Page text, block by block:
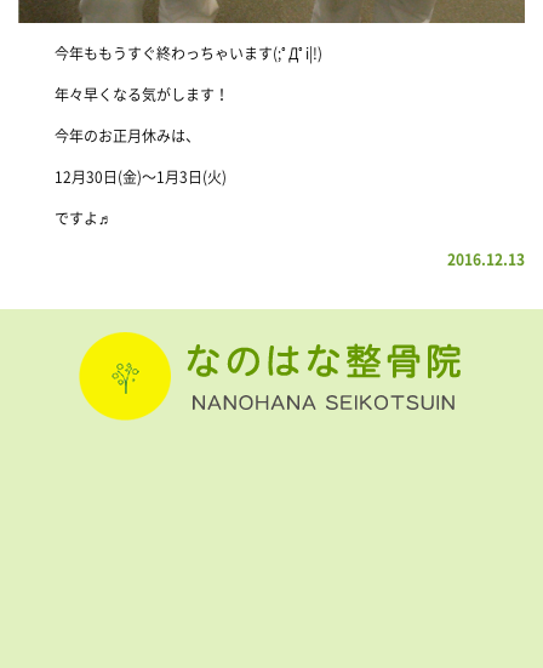
今年ももうすぐ終わっちゃいます(;ﾟДﾟi|!)
年々早くなる気がします！
今年のお正月休みは、
12月30日(金)〜1月3日(火)
ですよ♬
2016.12.13